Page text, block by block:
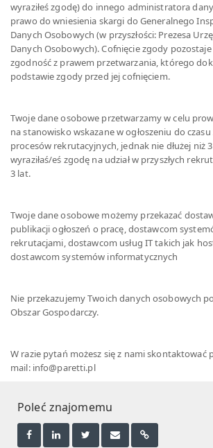
wyraziłeś zgodę) do innego administratora
prawo do wniesienia skargi do Generalnego
Danych Osobowych (w przyszłości: Prezesa
Danych Osobowych). Cofnięcie zgody pozostaje
zgodność z prawem przetwarzania, którego
podstawie zgody przed jej cofnięciem.
Twoje dane osobowe przetwarzamy w celu
na stanowisko wskazane w ogłoszeniu do
procesów rekrutacyjnych, jednak nie dłużej niż
wyraziłaś/eś zgodę na udział w przyszłych
3 lat.
Twoje dane osobowe możemy przekazać
publikacji ogłoszeń o pracę, dostawcom
rekrutacjami, dostawcom usług IT takich jak
dostawcom systemów informatycznych
Nie przekazujemy Twoich danych osobowych
Obszar Gospodarczy.
W razie pytań możesz się z nami skontaktować
mail: info@paretti.pl
Poleć znajomemu